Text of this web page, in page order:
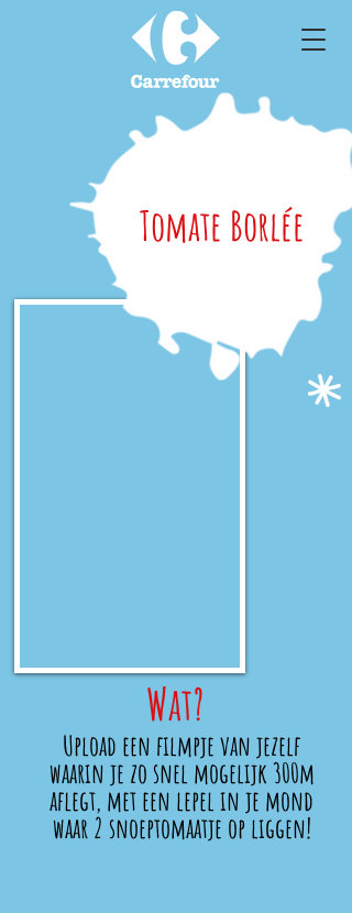
Tomate Borlée
Wat?
Upload een filmpje van jezelf
waarin je zo snel mogelijk 300m
aflegt, met een lepel in je mond
waar 2 snoeptomaatje op liggen!